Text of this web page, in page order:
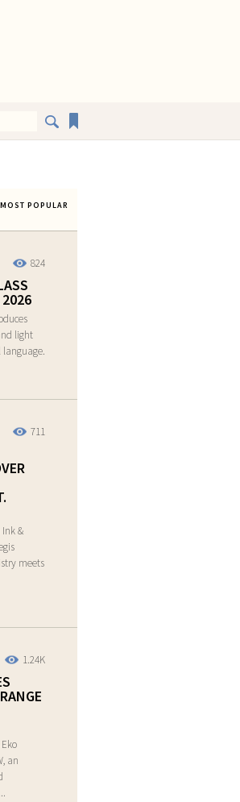
MOST POPULAR
824
2026
light
711
Ink &
meets
1.24K
an